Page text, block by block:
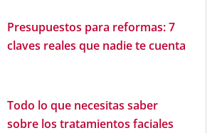
Presupuestos para reformas: 7
claves reales que nadie te cuenta
Todo lo que necesitas saber
sobre los tratamientos faciales